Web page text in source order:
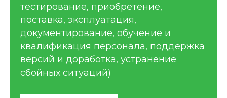
тестирование, приобретение,
поставка, эксплуатация,
документирование, обучение и
квалификация персонала, поддержка
версий и доработка, устранение
сбойных ситуаций)